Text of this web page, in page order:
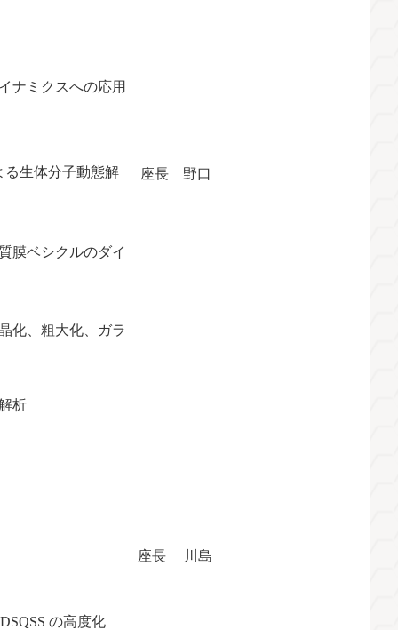
ナミクスへの応用
る生体分子動態解 座長 野口
膜ベシクルのダイ
化、粗大化、ガラ
析
座長 川島
の高度化